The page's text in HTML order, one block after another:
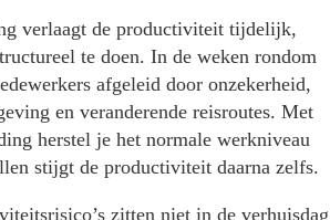
verlaagt de productiviteit tijdelijk,
te doen. In de weken rondom
afgeleid door onzekerheid,
en veranderende reisroutes. Met
herstel je het normale werkniveau
stijgt de productiviteit daarna zelfs.
zitten niet in de verhuisdag